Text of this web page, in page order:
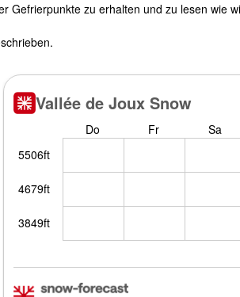
Gefrierpunkte zu erhalten und zu lesen wie